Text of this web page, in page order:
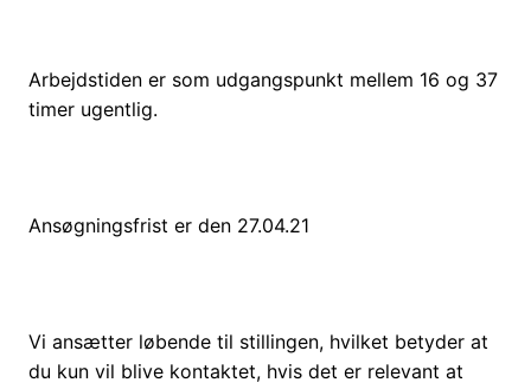
Arbejdstiden er som udgangspunkt mellem 16 og 37
timer ugentlig.
Ansøgningsfrist er den 27.04.21
Vi ansætter løbende til stillingen, hvilket betyder at
du kun vil blive kontaktet, hvis det er relevant at